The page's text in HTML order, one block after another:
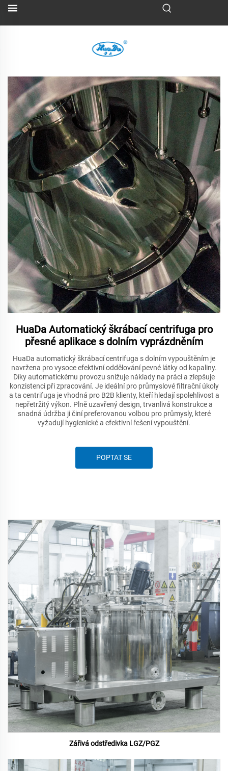
HuaDa Automatický škrábací centrifuga pro
přesné aplikace s dolním vyprázdněním
HuaDa automatický škrábací centrifuga s dolním vypouštěním je
navržena pro vysoce efektivní oddělování pevné látky od kapaliny.
Díky automatickému provozu snižuje náklady na práci a zlepšuje
konzistenci při zpracování. Je ideální pro průmyslové filtrační úkoly
a ta centrifuga je vhodná pro B2B klienty, kteří hledají spolehlivost a
nepřetržitý výkon. Plně uzavřený design, trvanlivá konstrukce a
snadná údržba ji činí preferovanou volbou pro průmysly, které
vyžadují hygienické a efektivní řešení vypouštění.
POPTAT SE
Zářivá odstředivka LGZ/PGZ